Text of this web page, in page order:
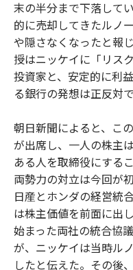
末の半分まで下落して
的に売却してきたルノ
や隠さなくなったと報
授はニッケイに「リス
投資家と、安定的に利
る銀行の発想は正反対
朝日新聞によると、こ
が出席し、一人の株主
ある人を取締役にする
両勢力の対立は今回が
日産とホンダの経営統
は株主価値を前面に出
始まった両社の統合協
が、ニッケイは当時ル
したと伝えた。その後